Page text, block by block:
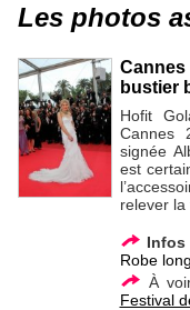
Les photos
bustier
Hofit
Cannes
signée
est
relever la
Infos
Robe
À
Festival